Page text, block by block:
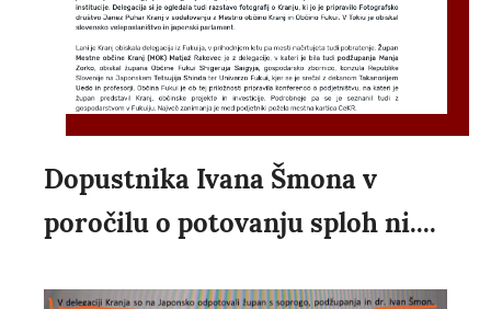
Dopustnika Ivana Šmona v
poročilu o potovanju sploh ni....